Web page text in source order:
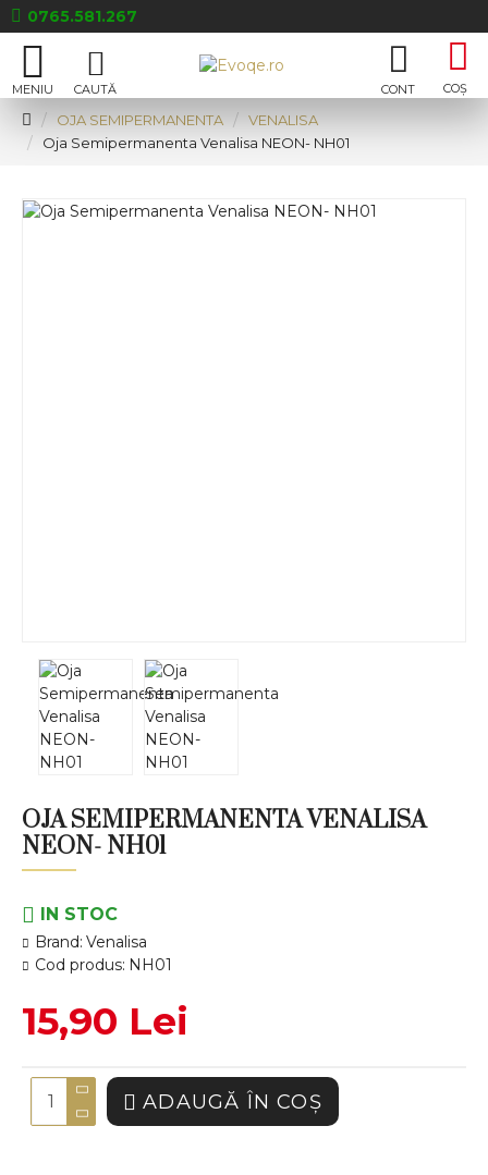
0765.581.267
OJA SEMIPERMANENTA
VENALISA
Oja Semipermanenta Venalisa NEON- NH01
OJA SEMIPERMANENTA VENALISA
NEON- NH01
IN STOC
Brand: Venalisa
Cod produs: NH01
15,90 Lei
ADAUGĂ ÎN COŞ